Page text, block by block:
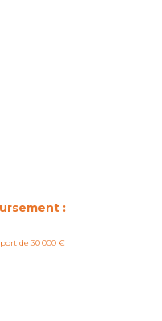
:
de 30 000 €